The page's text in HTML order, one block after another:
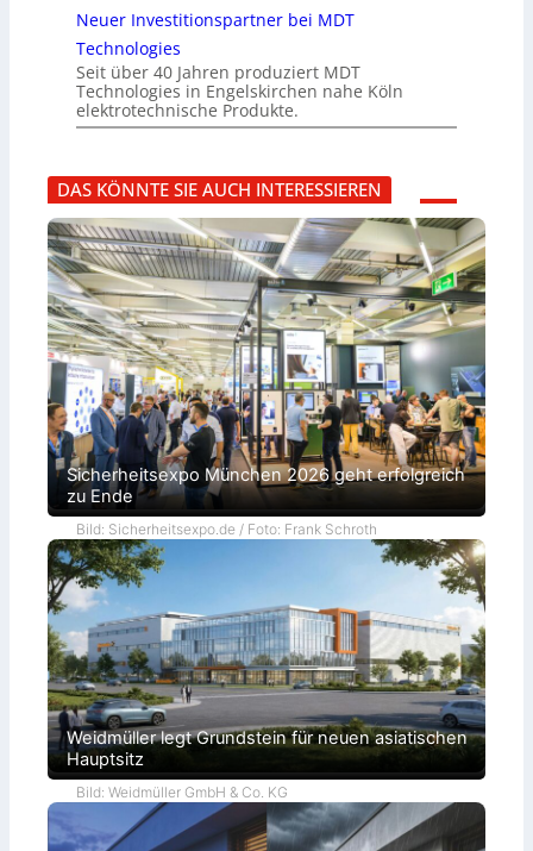
Neuer Investitionspartner bei MDT
Technologies
Seit über 40 Jahren produziert MDT
Technologies in Engelskirchen nahe Köln
elektrotechnische Produkte.
DAS KÖNNTE SIE AUCH INTERESSIEREN
Sicherheitsexpo München 2026 geht erfolgreich
zu Ende
Bild: Sicherheitsexpo.de / Foto: Frank Schroth
Weidmüller legt Grundstein für neuen asiatischen
Hauptsitz
Bild: Weidmüller GmbH & Co. KG